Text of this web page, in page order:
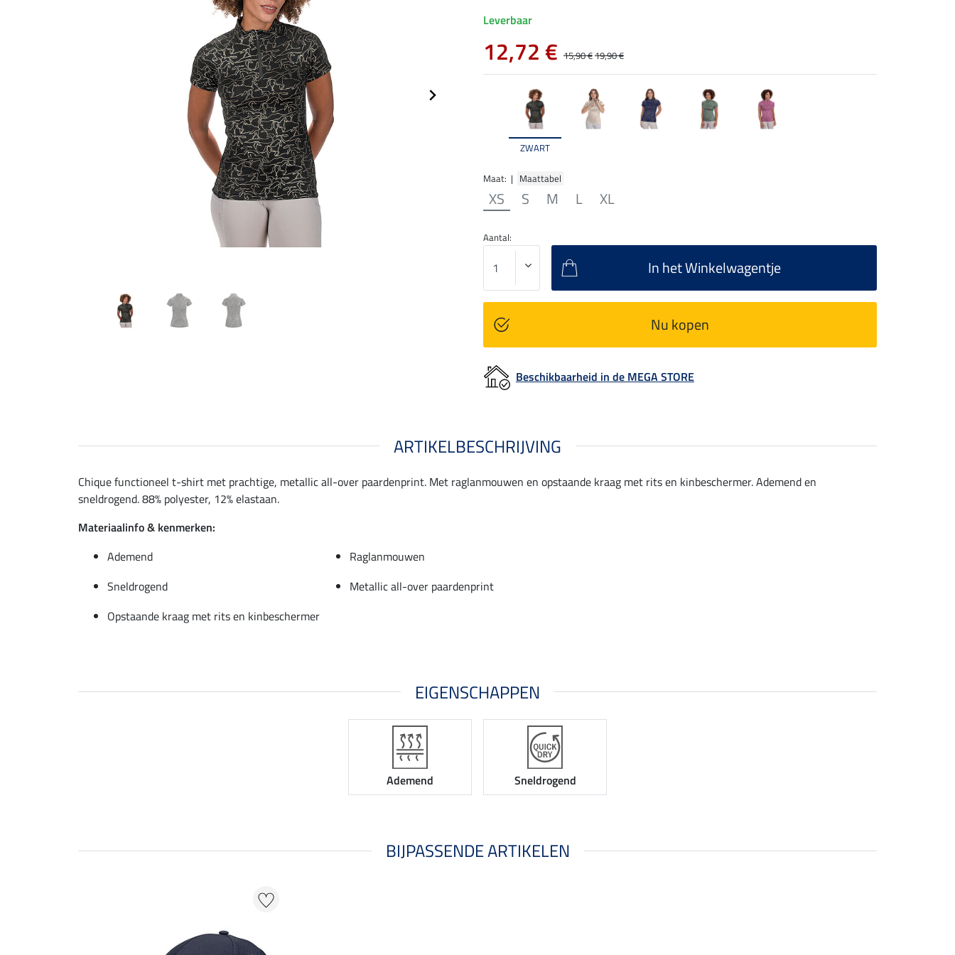
ZWART
Maat: | Maattabel
XS S M L XL
Leverbaar
12,72 € 15,90 €19,90 €
Aantal:
In het Winkelwagentje
Nu kopen
Beschikbaarheid in de MEGA STORE
ARTIKELBESCHRIJVING
Chique functioneel t-shirt met prachtige, metallic all-over paardenprint. Met raglanmouwen en opstaande kraag met rits en kinbeschermer. Ademend en
sneldrogend. 88% polyester, 12% elastaan.
Materiaalinfo & kenmerken:
Ademend
Raglanmouwen
Sneldrogend
Metallic all-over paardenprint
Opstaande kraag met rits en kinbeschermer
EIGENSCHAPPEN
Ademend Sneldrogend
BIJPASSENDE ARTIKELEN